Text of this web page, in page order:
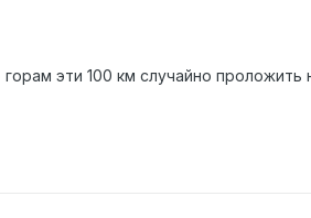
эти 100 км случайно проложить